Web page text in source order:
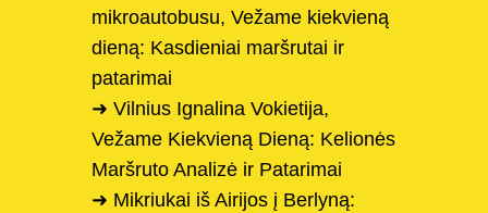
mikroautobusu, Vežame kiekvieną
dieną: Kasdieniai maršrutai ir
patarimai
➜ Vilnius Ignalina Vokietija,
Vežame Kiekvieną Dieną: Kelionės
Maršruto Analizė ir Patarimai
➜ Mikriukai iš Airijos į Berlyną: